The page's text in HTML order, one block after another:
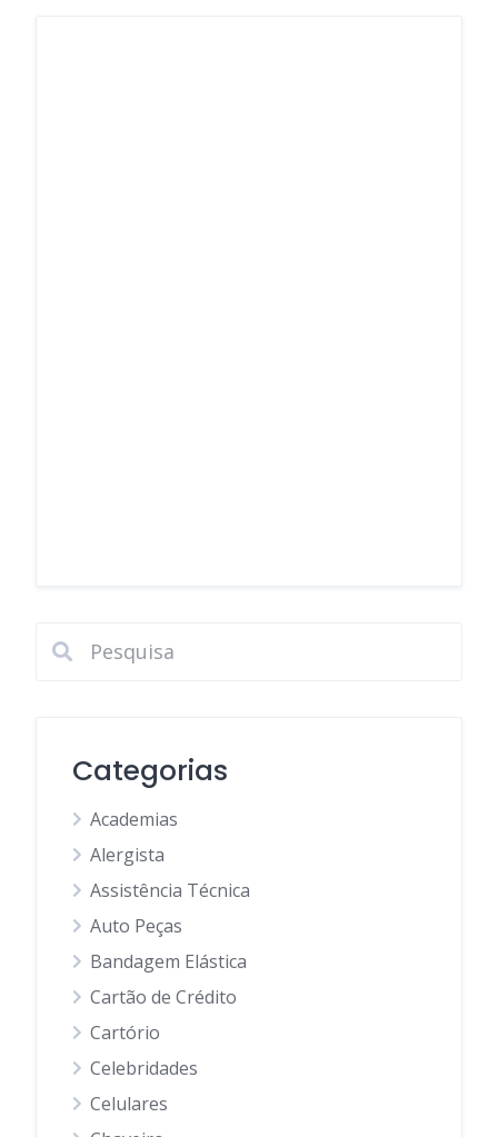
Categorias
Academias
Alergista
Assistência Técnica
Auto Peças
Bandagem Elástica
Cartão de Crédito
Cartório
Celebridades
Celulares